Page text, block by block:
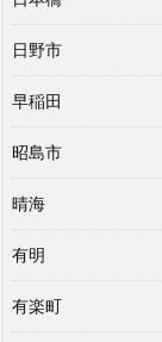
日野市
早稲田
昭島市
晴海
有明
有楽町